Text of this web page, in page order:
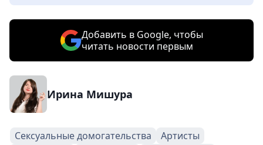
Добавить в Google, чтобы
читать новости первым
Ирина Мишура
Сексуальные домогательства
Артисты